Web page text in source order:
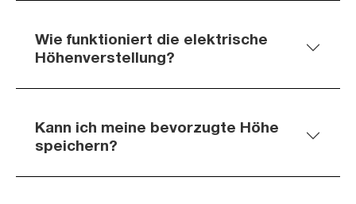
Wie funktioniert die elektrische
Höhenverstellung?
Kann ich meine bevorzugte Höhe
speichern?